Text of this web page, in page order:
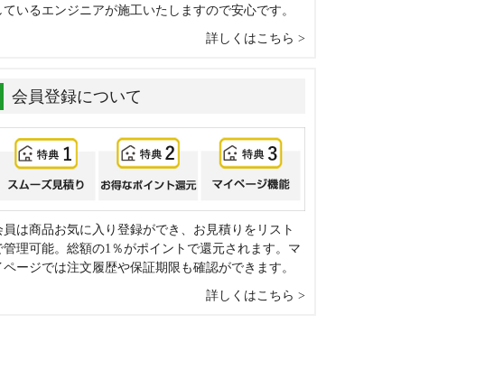
ているエンジニアが施工いたしますので安心です。
詳しくはこちら
会員登録について
員は商品お気に入り登録ができ、お見積りをリスト
管理可能。総額の1％がポイントで還元されます。マ
ページでは注文履歴や保証期限も確認ができます。
詳しくはこちら